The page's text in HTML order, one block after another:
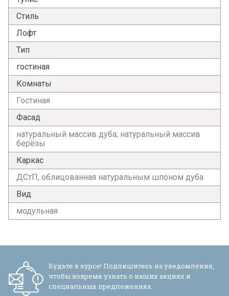
Стиль
Лофт
Тип
гостиная
Комнаты
Гостиная
Фасад
натуральный массив дуба; натуральный массив
берёзы
Каркас
ДСтП, облицованная натуральным шпоном дуба
Вид
модульная
Будьте в курсе! Подпишитесь на уведомления,
чтобы вовремя узнать о наших акциях и
специальных предложениях.